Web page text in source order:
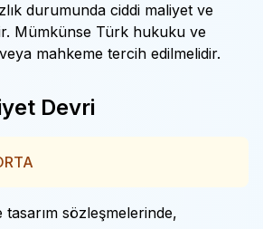
durumunda ciddi maliyet ve
Mümkünse Türk hukuku ve
mahkeme tercih edilmelidir.
Devri
tasarım sözleşmelerinde,